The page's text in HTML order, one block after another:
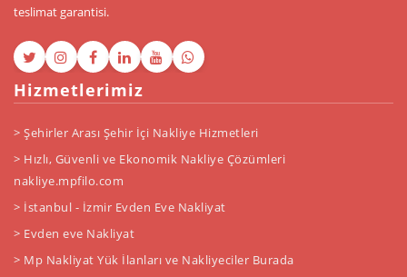
teslimat garantisi.
Hizmetlerimiz
> Şehirler Arası Şehir İçi Nakliye Hizmetleri
> Hızlı, Güvenli ve Ekonomik Nakliye Çözümleri
nakliye.mpfilo.com
> İstanbul - İzmir Evden Eve Nakliyat
> Evden eve Nakliyat
> Mp Nakliyat Yük İlanları ve Nakliyeciler Burada